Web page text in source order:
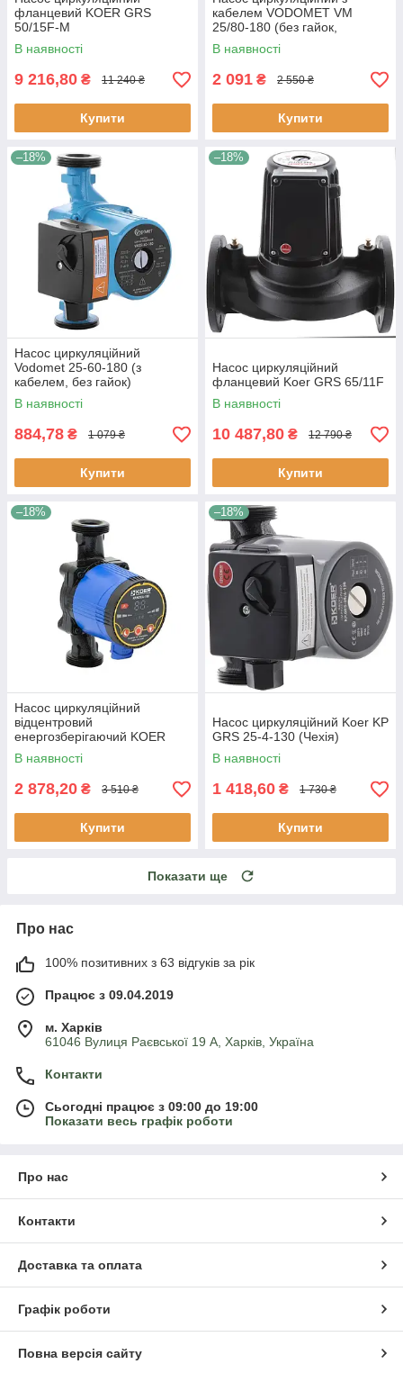
фланцевий KOER GRS
50/15F-M
В наявності
9 216,80 ₴ 11 240 ₴
Купити
кабелем VODOMET VM
25/80-180 (без гайок,
обмотка-мідь)
В наявності
2 091 ₴ 2 550 ₴
Купити
–18%
Насос циркуляційний
Vodomet 25-60-180 (з
кабелем, без гайок)
В наявності
884,78 ₴ 1 079 ₴
Купити
–18%
Насос циркуляційний
фланцевий Koer GRS 65/11F
В наявності
10 487,80 ₴ 12 790 ₴
Купити
–18%
Насос циркуляційний
відцентровий
енергозберігаючий KOER
KP.N25/4-180 з гайками,
кабелем і вилкою
В наявності
2 878,20 ₴ 3 510 ₴
Купити
–18%
Насос циркуляційний Koer KP
GRS 25-4-130 (Чехія)
В наявності
1 418,60 ₴ 1 730 ₴
Купити
Показати ще
Про нас
100% позитивних з 63 відгуків за рік
Працює з 09.04.2019
м. Харків
61046 Вулиця Раєвської 19 А, Харків, Україна
Контакти
Сьогодні працює з 09:00 до 19:00
Показати весь графік роботи
Про нас
Контакти
Доставка та оплата
Графік роботи
Повна версія сайту